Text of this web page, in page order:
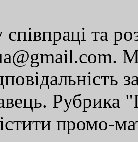
та
Рубрика
промо-